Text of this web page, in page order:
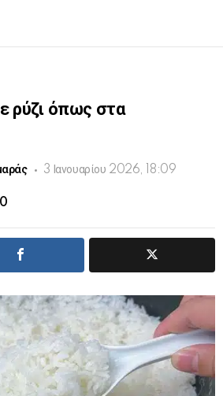
ρύζι όπως στα
3 Ιανουαρίου 2026, 18:09
0